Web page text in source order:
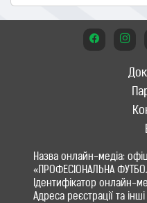
Назва онлайн-медіа:
«ПРОФЕСІОНАЛЬНА
Ідентифікатор онлайн-
Адреса реєстрації та